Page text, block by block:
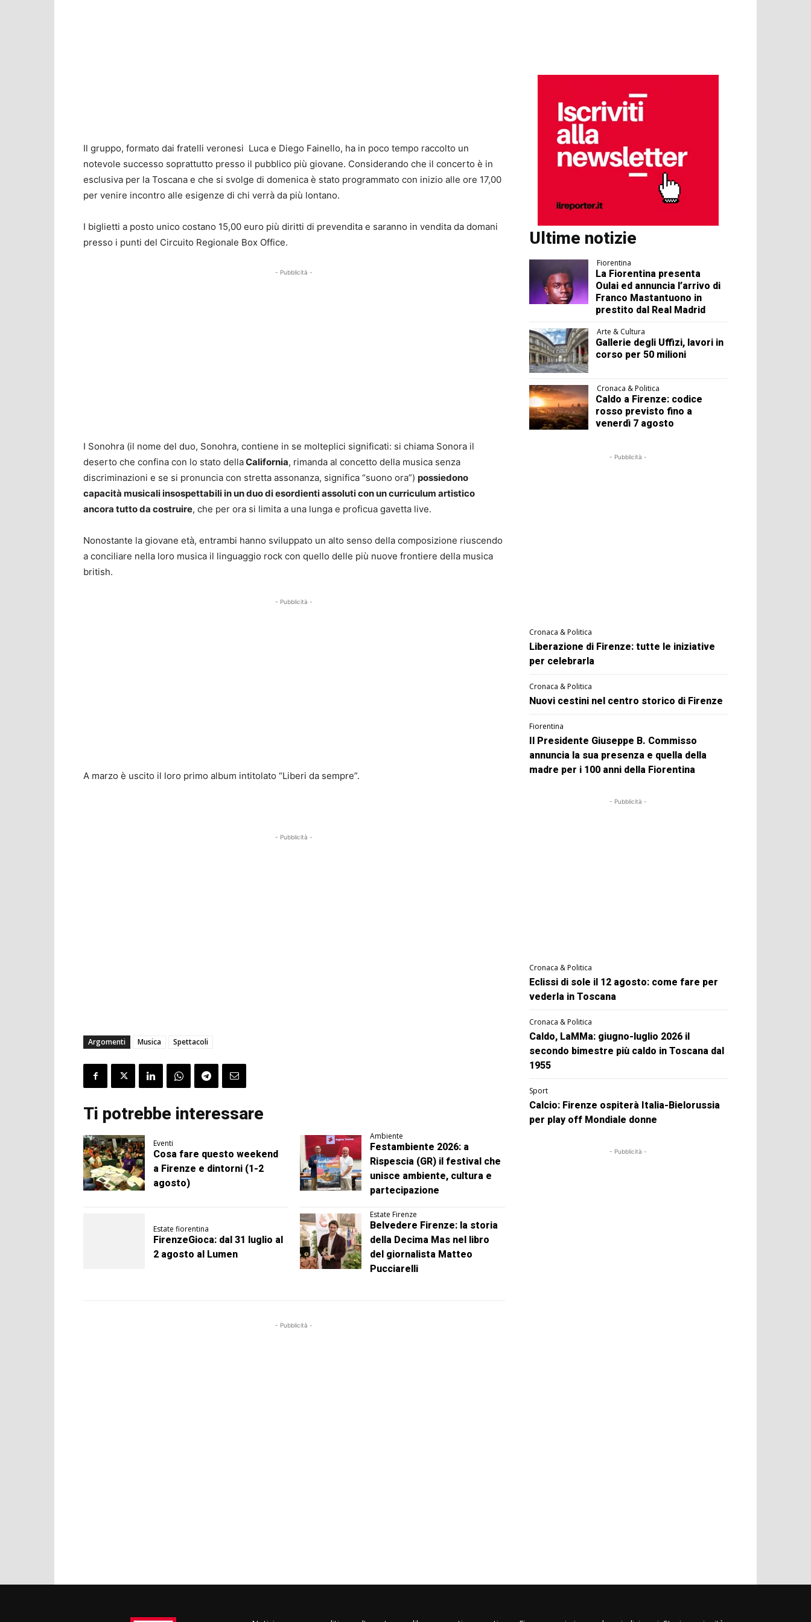
Il gruppo, formato dai fratelli veronesi Luca e Diego Fainello, ha in poco tempo raccolto un
notevole successo soprattutto presso il pubblico più giovane. Considerando che il concerto è in
esclusiva per la Toscana e che si svolge di domenica è stato programmato con inizio alle ore 17,00
per venire incontro alle esigenze di chi verrà da più lontano.
I biglietti a posto unico costano 15,00 euro più diritti di prevendita e saranno in vendita da domani
presso i punti del Circuito Regionale Box Office.
- Pubblicità -
I Sonohra (il nome del duo, Sonohra, contiene in se molteplici significati: si chiama Sonora il
deserto che confina con lo stato dellaCalifornia, rimanda al concetto della musica senza
discriminazioni e se si pronuncia con stretta assonanza, significa “suono ora”) possiedono
capacità musicali insospettabili in un duo di esordienti assoluti con un curriculum artistico
ancora tutto da costruire, che per ora si limita a una lunga e proficua gavetta live.
Nonostante la giovane età, entrambi hanno sviluppato un alto senso della composizione riuscendo
a conciliare nella loro musica il linguaggio rock con quello delle più nuove frontiere della musica
british.
- Pubblicità -
A marzo è uscito il loro primo album intitolato “Liberi da sempre”.
- Pubblicità -
Argomenti Musica Spettacoli
Ti potrebbe interessare
Eventi
Cosa fare questo weekend
a Firenze e dintorni (1-2
agosto)
Ambiente
Festambiente 2026: a
Rispescia (GR) il festival che
unisce ambiente, cultura e
partecipazione
Estate fiorentina
FirenzeGioca: dal 31 luglio al
2 agosto al Lumen
Estate Firenze
Belvedere Firenze: la storia
della Decima Mas nel libro
del giornalista Matteo
Pucciarelli
- Pubblicità -
Ultime notizie
Fiorentina
La Fiorentina presenta
Oulai ed annuncia l’arrivo di
Franco Mastantuono in
prestito dal Real Madrid
Arte & Cultura
Gallerie degli Uffizi, lavori in
corso per 50 milioni
Cronaca & Politica
Caldo a Firenze: codice
rosso previsto fino a
venerdì 7 agosto
- Pubblicità -
Cronaca & Politica
Liberazione di Firenze: tutte le iniziative
per celebrarla
Cronaca & Politica
Nuovi cestini nel centro storico di Firenze
Fiorentina
Il Presidente Giuseppe B. Commisso
annuncia la sua presenza e quella della
madre per i 100 anni della Fiorentina
- Pubblicità -
Cronaca & Politica
Eclissi di sole il 12 agosto: come fare per
vederla in Toscana
Cronaca & Politica
Caldo, LaMMa: giugno-luglio 2026 il
secondo bimestre più caldo in Toscana dal
1955
Sport
Calcio: Firenze ospiterà Italia-Bielorussia
per play off Mondiale donne
- Pubblicità -